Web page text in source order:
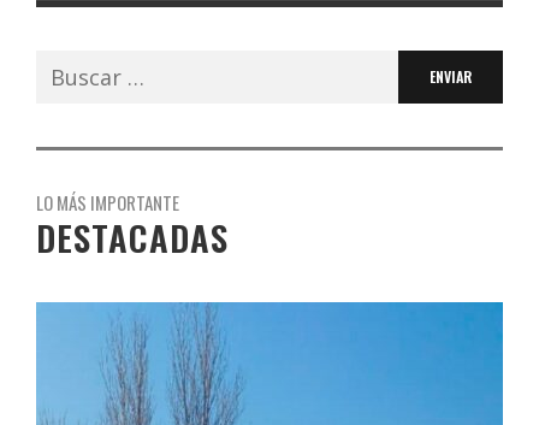
Buscar:
LO MÁS IMPORTANTE
DESTACADAS